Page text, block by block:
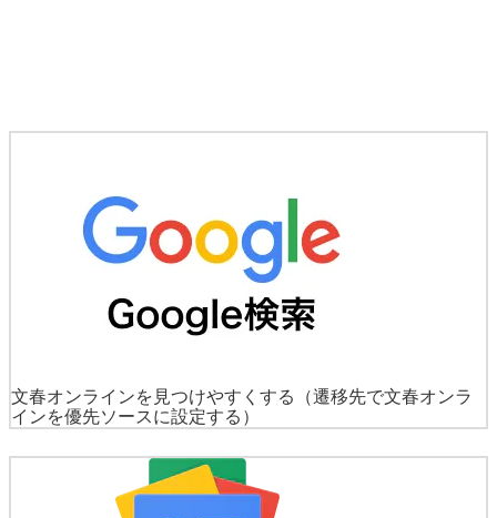
文春オンラインを見つけやすくする
（遷移先で文春オンラ
インを優先ソースに設定する）